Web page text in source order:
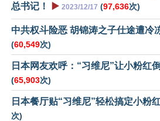
总书记！
▶️ 2023/12/17 (97,636次)
中共权斗险恶 胡锦涛之子仕途遭冷
(60,549次)
日本网友欢呼：“习维尼”让小粉红
(65,903次)
日本餐厅贴“习维尼”轻松搞定小粉
次)